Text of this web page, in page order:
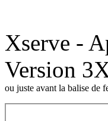
Xserve -
Version
ou juste avant la balise de